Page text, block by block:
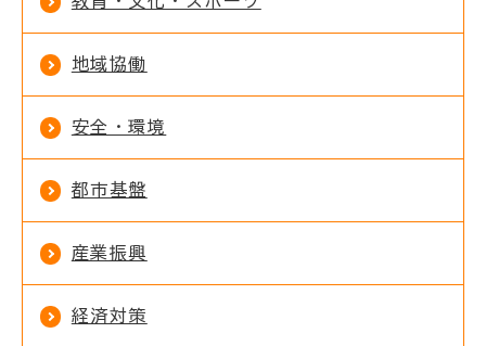
地域協働
安全・環境
都市基盤
産業振興
経済対策